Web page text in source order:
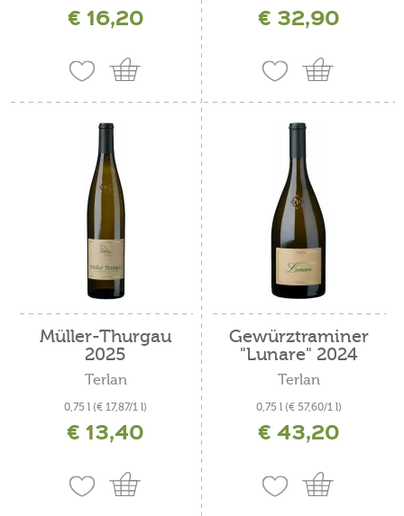
€ 16,20 € 32,90
Müller-Thurgau
2025
Terlan
0,75 l (€ 17,87/1 l)
inkl. MwSt. zzgl. Versandkosten
€ 13,40
Gewürztraminer
"Lunare" 2024
Terlan
0,75 l (€ 57,60/1 l)
inkl. MwSt. zzgl. Versandkosten
€ 43,20